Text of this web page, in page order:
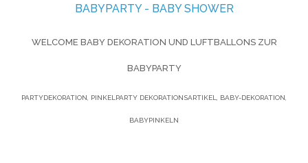
BABYPARTY - BABY SHOWER
WELCOME BABY DEKORATION UND LUFTBALLONS ZUR
BABYPARTY
PARTYDEKORATION, PINKELPARTY DEKORATIONSARTIKEL, BABY-DEKORATION,
BABYPINKELN